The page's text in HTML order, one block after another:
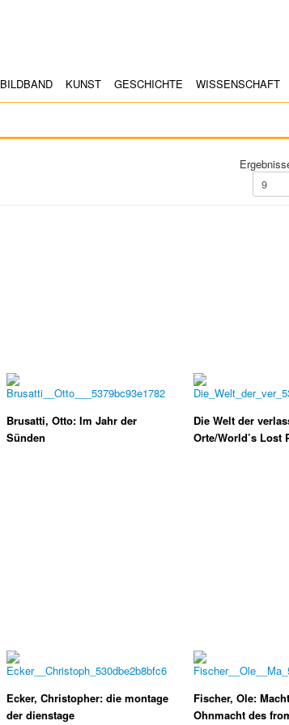
BILDBAND KUNST GESCHICHTE WISSENSCHAFT
Brusatti, Otto: Im Jahr der
Sünden
Die Welt der
Orte/World’s Lost
Ecker, Christopher: die montage
der dienstage
Fischer, Ole:
Ohnmacht des